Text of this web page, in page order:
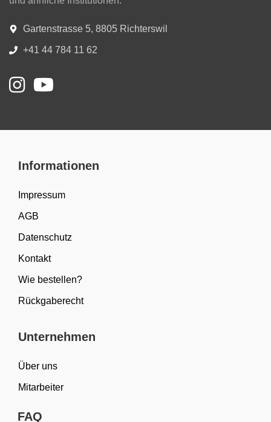
Gartenstrasse 5, 8805 Richterswil
+41 44 784 11 62
Informationen
Impressum
AGB
Datenschutz
Kontakt
Wie bestellen?
Rückgaberecht
Unternehmen
Über uns
Mitarbeiter
FAQ